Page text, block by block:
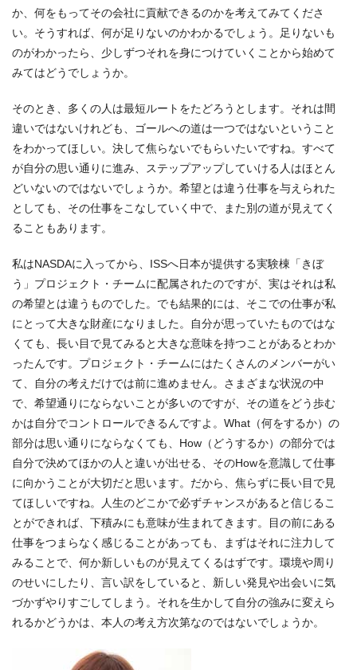
か、何をもってその会社に貢献できるのかを考えてみてくださ
い。そうすれば、何が足りないのかわかるでしょう。足りないも
のがわかったら、少しずつそれを身につけていくことから始めて
みてはどうでしょうか。
そのとき、多くの人は最短ルートをたどろうとします。それは間
違いではないけれども、ゴールへの道は一つではないということ
をわかってほしい。決して焦らないでもらいたいですね。すべて
が自分の思い通りに進み、ステップアップしていける人はほとん
どいないのではないでしょうか。希望とは違う仕事を与えられた
としても、その仕事をこなしていく中で、また別の道が見えてく
ることもあります。
私はNASDAに入ってから、ISSへ日本が提供する実験棟「きぼ
う」プロジェクト・チームに配属されたのですが、実はそれは私
の希望とは違うものでした。でも結果的には、そこでの仕事が私
にとって大きな財産になりました。自分が思っていたものではな
くても、長い目で見てみると大きな意味を持つことがあるとわか
ったんです。プロジェクト・チームにはたくさんのメンバーがい
て、自分の考えだけでは前に進めません。さまざまな状況の中
で、希望通りにならないことが多いのですが、その道をどう歩む
かは自分でコントロールできるんですよ。What（何をするか）の
部分は思い通りにならなくても、How（どうするか）の部分では
自分で決めてほかの人と違いが出せる、そのHowを意識して仕事
に向かうことが大切だと思います。だから、焦らずに長い目で見
てほしいですね。人生のどこかで必ずチャンスがあると信じるこ
とができれば、下積みにも意味が生まれてきます。目の前にある
仕事をつまらなく感じることがあっても、まずはそれに注力して
みることで、何か新しいものが見えてくるはずです。環境や周り
のせいにしたり、言い訳をしていると、新しい発見や出会いに気
づかずやりすごしてしまう。それを生かして自分の強みに変えら
れるかどうかは、本人の考え方次第なのではないでしょうか。